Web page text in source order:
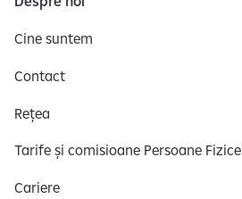
Cine suntem
Contact
Rețea
Tarife și comisioane Persoane Fizice
Cariere